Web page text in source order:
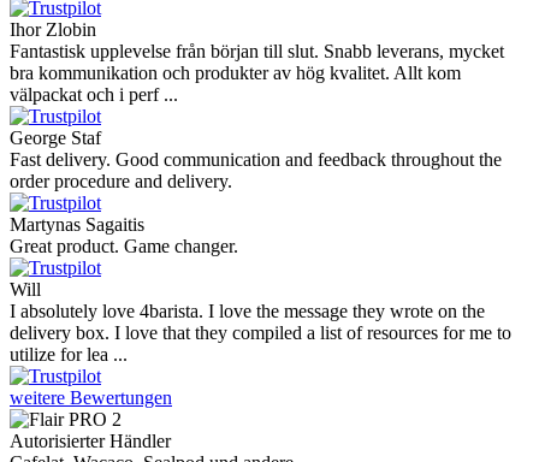
Ihor Zlobin
Fantastisk upplevelse från början till slut. Snabb leverans, mycket
bra kommunikation och produkter av hög kvalitet. Allt kom
välpackat och i perf ...
George Staf
Fast delivery. Good communication and feedback throughout the
order procedure and delivery.
Martynas Sagaitis
Great product. Game changer.
Will
I absolutely love 4barista. I love the message they wrote on the
delivery box. I love that they compiled a list of resources for me to
utilize for lea ...
weitere Bewertungen
Autorisierter Händler